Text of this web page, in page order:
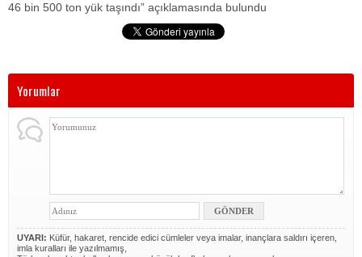
46 bin 500 ton yük taşındı” açıklamasında bulundu
Yorumlar
UYARI: Küfür, hakaret, rencide edici cümleler veya imalar, inançlara saldırı içeren,
imla kuralları ile yazılmamış,